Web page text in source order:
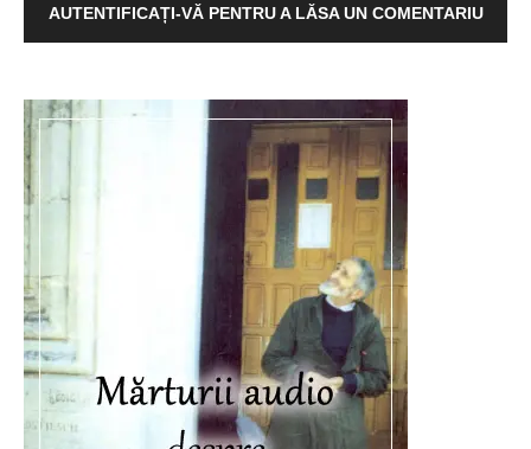
AUTENTIFICAȚI-VĂ PENTRU A LĂSA UN COMENTARIU